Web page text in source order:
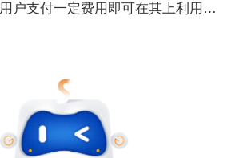
户支付一定费用即可在其上利用各